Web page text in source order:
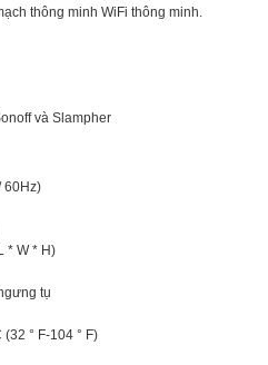
thông minh WiFi thông minh.
và Slampher
60Hz)
* W * H)
tụ
° F-104 ° F)